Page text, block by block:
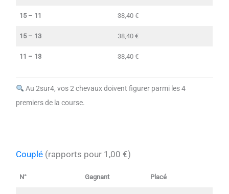
15 – 11 38,40 €
15 – 13 38,40 €
11 – 13 38,40 €
Au 2sur4, vos 2 chevaux doivent figurer parmi les 4
premiers de la course.
Couplé (rapports pour 1,00 €)
N° Gagnant Placé